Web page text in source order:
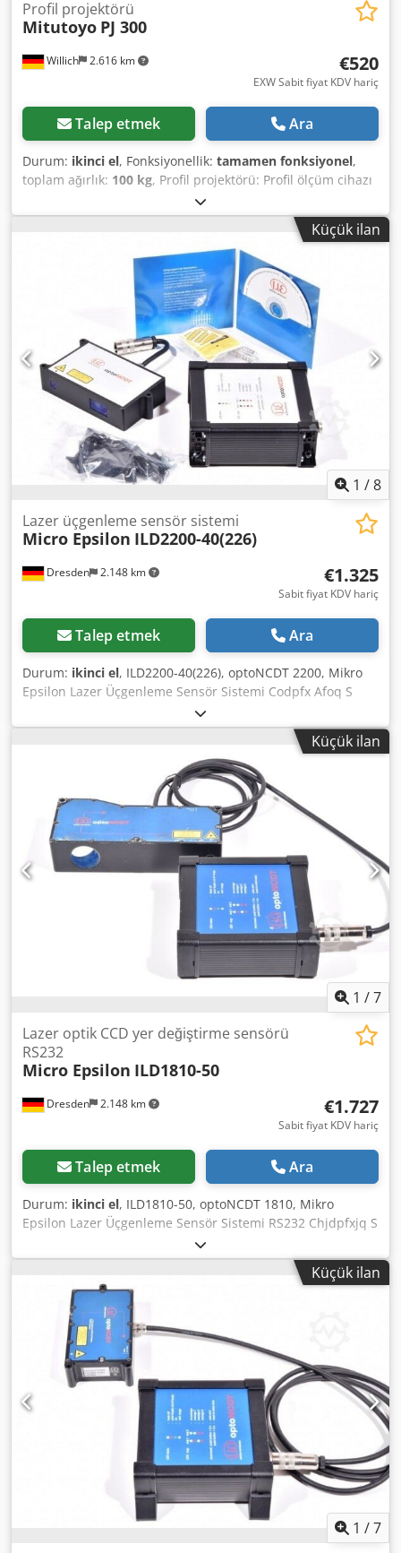
Willich 2.616 km
Profil projektörü
Mitutoyo PJ 300
€520
EXW Sabit fiyat KDV hariç
Talep etmek Ara
Durum: ikinci el, Fonksiyonellik: tamamen fonksiyonel,
toplam ağırlık: 100 kg, Profil projektörü: Profil ölçüm cihazı
Optik ölçüm cihazı, 10 kat büyütme ve dijital gösterge
özelliklerine sahiptir. Cihazın tüm fonksiyonları çalışır
durumdadır. İyi durumdadır. Kullanım kılavuzu mevcut
değildir. Yarıçap ve konturların ölçümü ile üretim
parçalarının kontrolünde kullanılmıştır. İki eksende dijital
gösterge bulunmaktadır. Boyutlar: Yükseklik: 900 mm
Uzunluk: Yaklaşık 600 mm Genişlik: Yaklaşık 600 mm
Ağırlık: Yaklaşık 100 kg Cihazın incelenmesi ve teslim
alınması mümkündür. Teslimatta nakit ödeme kabul
edilmektedir. Cedpfjzl Diqex Afujha Cihaz, görüldüğü gibi
satılmaktadır, herhangi bir garanti talebi veya kusur
sorumluluğu bulunmamaktadır.
Küçük ilan
1 /8
Dresden 2.148 km
Lazer üçgenleme sensör sistemi
Micro Epsilon ILD2200-40(226)
€1.325
Sabit fiyat KDV hariç
Talep etmek Ara
Durum: ikinci el, ILD2200-40(226), optoNCDT 2200, Mikro
Epsilon Lazer Üçgenleme Sensör Sistemi Codpfx Afoq S
Spasujha Modeli: ILD2200-40(226) Durum: Kullanılmış
Küçük ilan
1 /7
Dresden 2.148 km
Lazer optik CCD yer değiştirme sensörü
RS232
Micro Epsilon ILD1810-50
€1.727
Sabit fiyat KDV hariç
Talep etmek Ara
Durum: ikinci el, ILD1810-50, optoNCDT 1810, Mikro
Epsilon Lazer Üçgenleme Sensör Sistemi RS232 Chjdpfxjq S
Snys Afusa Modeli: ILD1810-50 Durum: Kullanılmış
Küçük ilan
1 /7